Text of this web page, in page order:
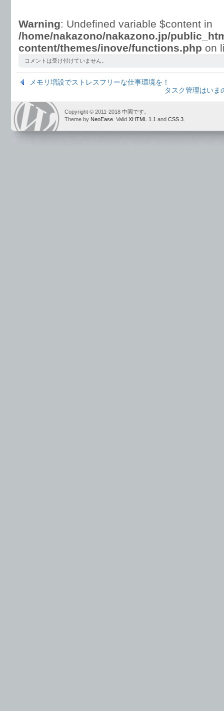
Warning: Undefined variable $content in
/home/nakazono/nakazono.jp/
content/themes/inove/functions.php on
コメントは受け付けていません。
メモリ増設でストレスフリーな仕事環境を！
タスク管理はいま
Copyright © 2011-2018 中園です。
Theme by NeoEase . Valid XHTML 1.1 and CSS 3